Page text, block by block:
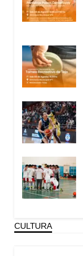
CULTURA